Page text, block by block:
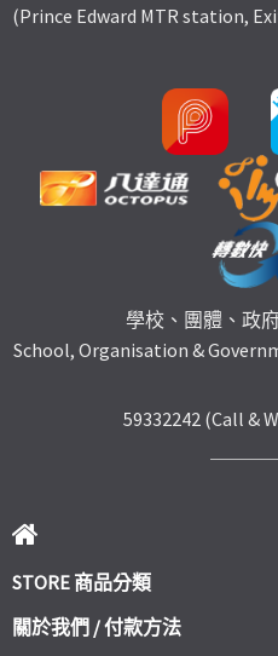
(Prince Edward MTR station,
學校、團體、政
School, Organisation &
59332242 (Call &
STORE 商品分類
關於我們 / 付款方法